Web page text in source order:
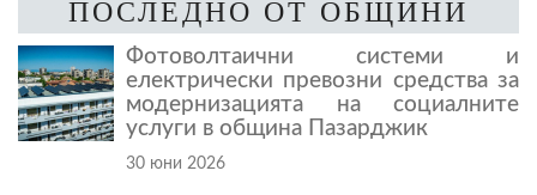
ПОСЛЕДНО ОТ ОБЩИНИ
Фотоволтаични системи и
електрически превозни средства за
модернизацията на социалните
услуги в община Пазарджик
30 юни 2026